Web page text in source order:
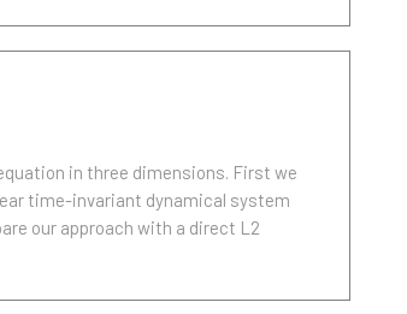
in three dimensions. First we
time-invariant dynamical system
our approach with a direct L2